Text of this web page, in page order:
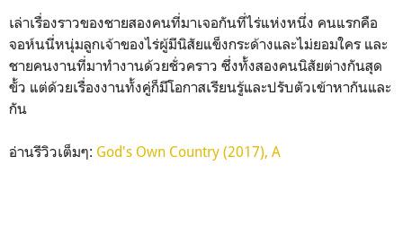
เล่าเรื่องราวของชายสองคนที่มาเจอกันที่ไร่แห่งหนึ่ง คนแรกคือ
จอห์นนี่หนุ่มลูกเจ้าของไร่ผู้มีนิสัยแข็งกระด้างและไม่ยอมใคร และ
ชายคนงานที่มาทำงานด้วยชั่วคราว ซึ่งทั้งสองคนนิสัยต่างกันสุด
ขั้ว แต่ด้วยเรื่องงานทั้งคู่ก็มีโอกาสเรียนรู้และปรับตัวเข้าหากันและ
กัน
อ่านรีวิวเต็มๆ: God's Own Country (2017), A